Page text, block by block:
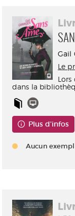
Gail
Le
dans la
Plus d'infos
Aucun